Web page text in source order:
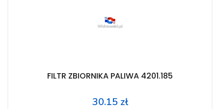
FILTR ZBIORNIKA PALIWA 4201.185
Price
30.15 zł